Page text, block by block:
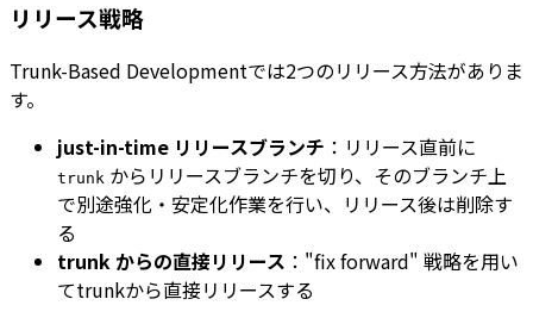
リリース戦略
Trunk-Based Developmentでは2つのリリース方法がありま
す。
just-in-time リリースブランチ ：リリース直前に
trunk からリリースブランチを切り、そのブランチ上
で別途強化・安定化作業を行い、リリース後は削除す
る
trunk からの直接リリース ："fix forward" 戦略を用い
てtrunkから直接リリースする